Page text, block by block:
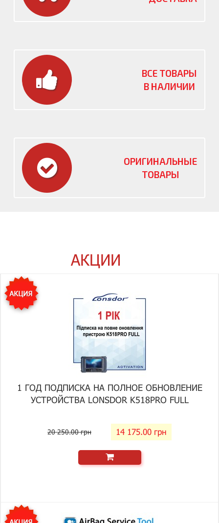
ВСЕ ТОВАРЫ
В НАЛИЧИИ
ОРИГИНАЛЬНЫЕ
ТОВАРЫ
АКЦИИ
1 ГОД ПОДПИСКА НА ПОЛНОЕ ОБНОВЛЕНИЕ
УСТРОЙСТВА LONSDOR K518PRO FULL
20 250.00 грн 14 175.00 грн